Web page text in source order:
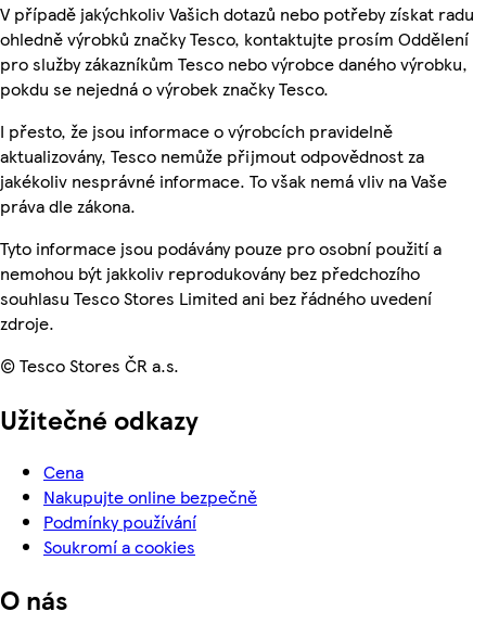
V případě jakýchkoliv Vašich dotazů nebo potřeby získat radu
ohledně výrobků značky Tesco, kontaktujte prosím Oddělení
pro služby zákazníkům Tesco nebo výrobce daného výrobku,
pokdu se nejedná o výrobek značky Tesco.
I přesto, že jsou informace o výrobcích pravidelně
aktualizovány, Tesco nemůže přijmout odpovědnost za
jakékoliv nesprávné informace. To však nemá vliv na Vaše
práva dle zákona.
Tyto informace jsou podávány pouze pro osobní použití a
nemohou být jakkoliv reprodukovány bez předchozího
souhlasu Tesco Stores Limited ani bez řádného uvedení
zdroje.
© Tesco Stores ČR a.s.
Užitečné odkazy
Cena
Nakupujte online bezpečně
Podmínky používání
Soukromí a cookies
O nás